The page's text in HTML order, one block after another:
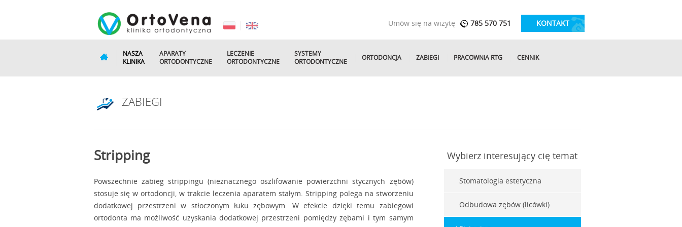
Umów się na wizytę 785 570 751 KONTAKT
NASZA
KLINIKA
APARATY
ORTODONTYCZNE
LECZENIE
ORTODONTYCZNE
SYSTEMY
ORTODONTYCZNE
ORTODONCJA ZABIEGI PRACOWNIA RTG CENNIK
ZABIEGI
Stripping
Powszechnie zabieg strippingu (nieznacznego oszlifowanie powierzchni stycznych zębów)
stosuje się w ortodoncji, w trakcie leczenia aparatem stałym. Stripping polega na stworzeniu
dodatkowej przestrzeni w stłoczonym łuku zębowym. W efekcie dzięki temu zabiegowi
ortodonta ma możliwość uzyskania dodatkowej przestrzeni pomiędzy zębami i tym samym
Wybierz interesujący cię temat
Stomatologia estetyczna
Odbudowa zębów (licówki)